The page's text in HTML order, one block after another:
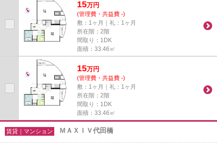
15万円
(管理費・共益費 -)
敷：1ヶ月｜礼：1ヶ月
所在階：2階
間取り：1DK
面積：33.46㎡
15万円
(管理費・共益費 -)
敷：1ヶ月｜礼：1ヶ月
所在階：2階
間取り：1DK
面積：33.46㎡
賃貸｜マンション ＭＡＸＩＶ代田橋